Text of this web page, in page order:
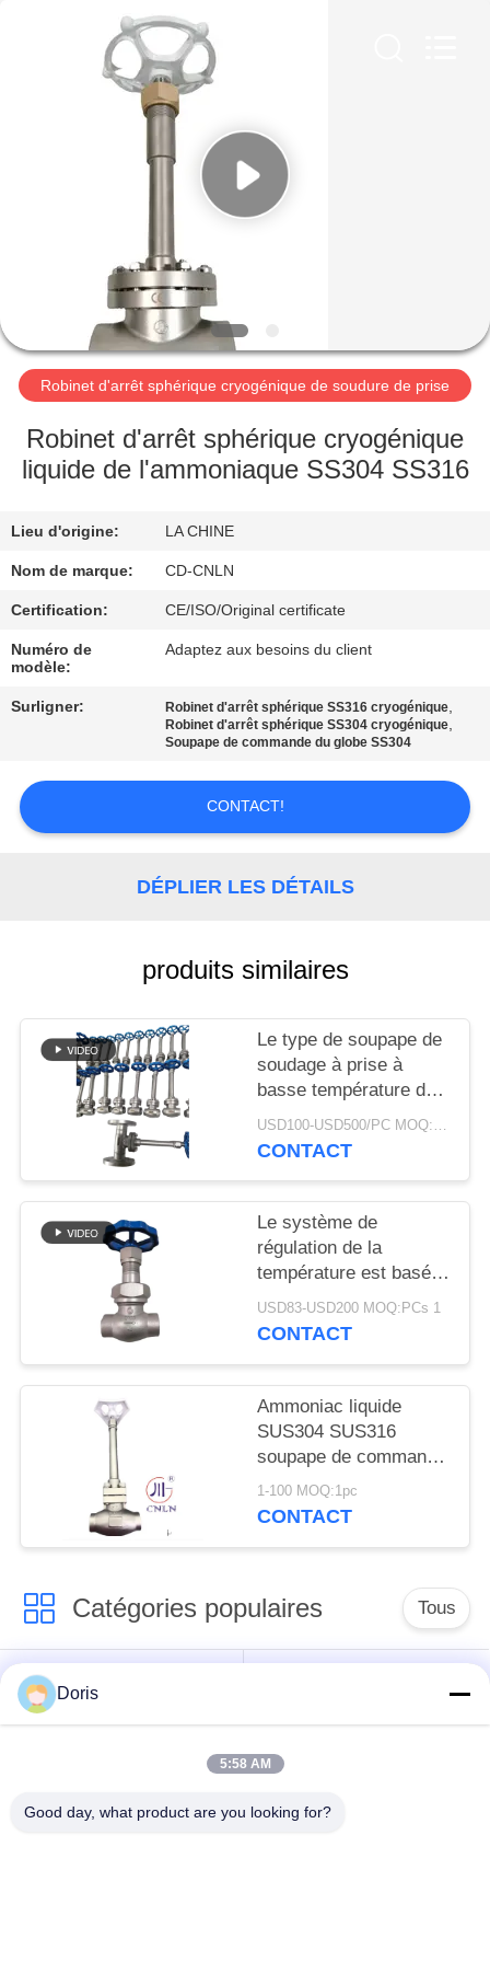
PRODUITS
AU
SUJET
DE
NOUS
D'USINE
CONTRÔLE
DE
QUALITÉ
CONTACTEZ-
NOUS
DEMANDEZ
UNE
CITATION
PLAN
SITE
POLITIQUE
CONFIDENTIALITÉ
Robinet d'arrêt sphérique cryogénique de soudure de prise
Robinet d'arrêt sphérique cryogénique
liquide de l'ammoniaque SS304 SS316
Lieu d'origine: LA CHINE
Nom de marque: CD-CNLN
Certification: CE/ISO/Original certificate
Numéro de
modèle:
Adaptez aux besoins du client
Surligner: Robinet d'arrêt sphérique SS316 cryogénique,
Robinet d'arrêt sphérique SS304 cryogénique,
Soupape de commande du globe SS304
CONTACT!
DÉPLIER LES DÉTAILS
produits similaires
Le type de soupape de
soudage à prise à
basse température doit
être identifié.
USD100-USD500/PC MOQ:1pc
CONTACT
Le système de
régulation de la
température est basé
sur les caractéristiques
suivantes:
USD83-USD200 MOQ:PCs 1
CONTACT
Ammoniac liquide
SUS304 SUS316
soupape de commande
cryogénique PN40
-196~+80°C
1-100 MOQ:1pc
CONTACT
Catégories populaires Tous
Vanne cryogénique
cryogéniques
cryogénique
cryogénique
Doris
5:58 AM
Good day, what product are you looking for?